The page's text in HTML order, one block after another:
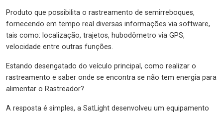
Produto que possibilita o rastreamento de semirreboques,
fornecendo em tempo real diversas informações via software,
tais como: localização, trajetos, hubodômetro via GPS,
velocidade entre outras funções.
Estando desengatado do veículo principal, como realizar o
rastreamento e saber onde se encontra se não tem energia para
alimentar o Rastreador?
A resposta é simples, a SatLight desenvolveu um equipamento